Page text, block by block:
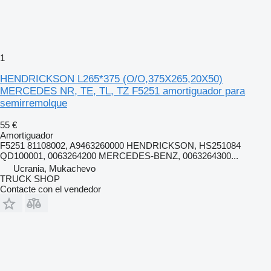
1
HENDRICKSON L265*375 (O/O,375X265,20X50)
MERCEDES NR, TE, TL, TZ F5251 amortiguador para
semirremolque
55 €
Amortiguador
F5251 81108002, A9463260000 HENDRICKSON, HS251084
QD100001, 0063264200 MERCEDES-BENZ, 0063264300...
Ucrania, Mukachevo
TRUCK SHOP
Contacte con el vendedor